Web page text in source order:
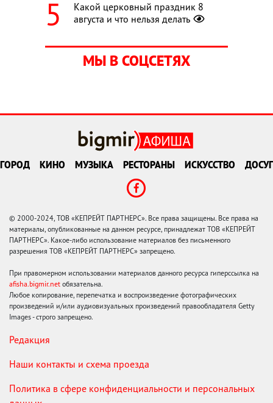
Какой церковный праздник 8
августа и что нельзя делать
МЫ В СОЦСЕТЯХ
ГОРОД КИНО МУЗЫКА РЕСТОРАНЫ ИСКУССТВО ДОСУГ
© 2000-2024, ТОВ «КЕПРЕЙТ ПАРТНЕРС». Все права защищены. Все права на
материалы, опубликованные на данном ресурсе, принадлежат ТОВ «КЕПРЕЙТ
ПАРТНЕРС». Какое-либо использование материалов без письменного
разрешения ТОВ «КЕПРЕЙТ ПАРТНЕРС» запрещено.
При правомерном использовании материалов данного ресурса гиперссылка на
afisha.bigmir.net обязательна.
Любое копирование, перепечатка и воспроизведение фотографических
произведений и/или аудиовизуальных произведений правообладателя Getty
Images - строго запрещено.
Редакция
Наши контакты и схема проезда
Политика в сфере конфиденциальности и персональных